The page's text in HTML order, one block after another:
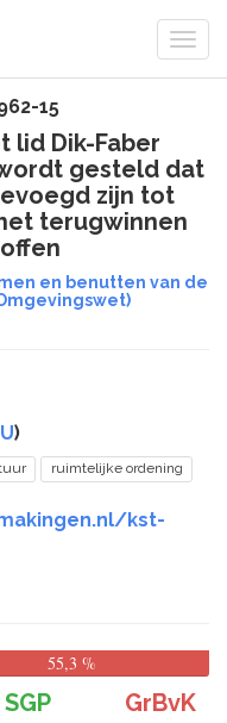
15
lid Dik-Faber
gesteld dat
zijn tot
terugwinnen
en benutten van de
)
ruimtelijke ordening
kst-
55,3 %
SGP
GrBvK